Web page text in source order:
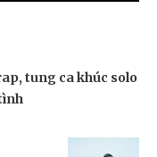
tung ca khúc solo